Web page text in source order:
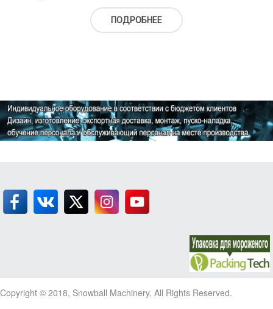
ПОДРОБНЕЕ
Copyright © 2018, Snowball Machinery, All Rights Reserved.